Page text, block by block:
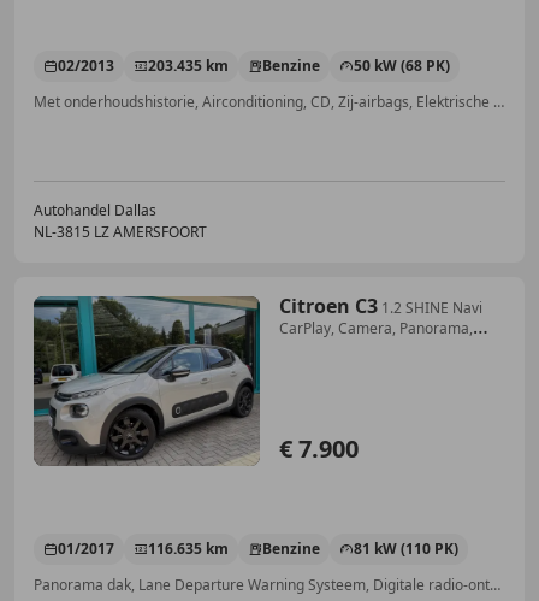
02/2013 203.435 km Benzine
50 kW (68 PK)
Met onderhoudshistorie, Airconditioning, CD, Zij-airbags, Elektrische ramen, Radio, Elektrisch verstelbare buitenspiegels, Airbag bestuurder
Autohandel Dallas
NL-3815 LZ AMERSFOORT
Citroen C3 1.2 SHINE Navi
CarPlay, Camera, Panorama,
€ 7.900
01/2017 116.635 km Benzine
81 kW (110 PK)
Panorama dak, Lane Departure Warning Systeem, Digitale radio-ontvangst, Regensensor, Apple CarPlay, Android Auto, Multifunctioneel stuurwiel, Airbag bestuurder